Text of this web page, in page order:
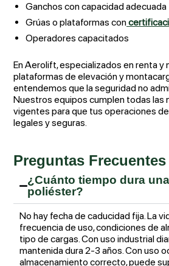
Ganchos con capacidad adecuada
Grúas o plataformas con
Operadores capacitados
En Aerolift, especializados en renta y
plataformas de elevación y
entendemos que la seguridad no
Nuestros equipos cumplen todas las
vigentes para que tus operaciones
legales y seguras.
Preguntas Frecuentes
¿Cuánto tiempo dura
poliéster?
No hay fecha de caducidad fija. La
frecuencia de uso, condiciones de
tipo de cargas. Con uso industrial
mantenida dura 2-3 años. Con uso
almacenamiento correcto, puede